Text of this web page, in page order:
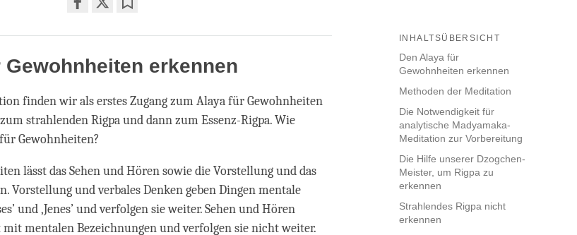
on
facebook
INHALTSÜBERSICHT
Den Alaya für
Gewohnheiten erkennen
Methoden der Meditation
Die Notwendigkeit für
analytische Madyamaka-
Meditation zur Vorbereitung
Die Hilfe unserer Dzogchen-
Meister, um Rigpa zu
erkennen
Strahlendes Rigpa nicht
erkennen
Gewohnheiten erkennen
finden wir als erstes Zugang zum Alaya für Gewohnheiten
strahlenden Rigpa und dann zum Essenz-Rigpa. Wie
Gewohnheiten?
lässt das Sehen und Hören sowie die Vorstellung und das
Vorstellung und verbales Denken geben Dingen mentale
und ‚Jenes’ und verfolgen sie weiter. Sehen und Hören
mentalen Bezeichnungen und verfolgen sie nicht weiter.